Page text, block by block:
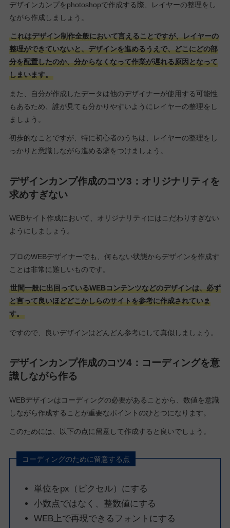
デザインカンプをphotoshopで作成する際、レイヤーの整理をし
ながら作成しましょう。
これはデザイン制作全般において言えることですが、レイヤーの
整理ができていないと、デザインを進めるうえで、どこにどの部
分を配置したのか、分からなくなって作業が遅れる原因となって
しまいます。
また、自分が作成したデータは他のデザイナーが使用する可能性
もあるため、誰が見ても分かりやすいようにレイヤーの整理をし
ましょう。
初歩的なことですが、特に初心者のうちは、レイヤーの整理をし
っかりと意識しながら進める癖をつけましょう。
デザインカンプ作成のコツ3：オリジナリティを
求めすぎない
WEBサイト作成において、オリジナリティにはこだわりすぎない
ようにしましょう。
プロのWEBデザイナーでも、何もない状態からデザインを作成す
ことは非常に難しいものです。
世間一般に出回っているWEBコンテンツなどのデザインは、必ず
と言って良いほどどこかしらのサイトを参考に作成されていま
す。
ですので、良いデザインはどんどん参考にして真似しましょう。
デザインカンプ作成のコツ4：コーディングを意
識しながら作る
WEBデザインはコーディングの必要があることから、数値を意識
しながら作成することが重要なポイントのひとつになります。
このためには、以下の点に留意して作成すると良いでしょう。
コーディングのために留意する点
単位をpx（ピクセル）にする
小数点ではなく、整数値にする
WEB上で再現できるフォントにする